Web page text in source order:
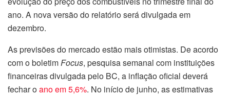
ano. A nova versão do relatório será divulgada em
dezembro.
As previsões do mercado estão mais otimistas. De acordo
com o boletimFocus, pesquisa semanal com instituições
financeiras divulgada pelo BC, a inflação oficial deverá
fechar oano em 5,6%. No início de junho, as estimativas